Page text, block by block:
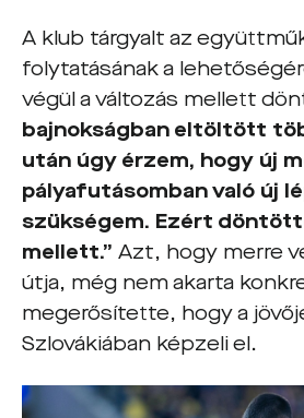
A klub tárgyalt az
folytatásának a
végül a változás mellett
bajnokságban eltöltött
után úgy érzem, hogy új
pályafutásomban való új
szükségem. Ezért
mellett.” Azt, hogy merre
útja, még nem akarta
megerősítette, hogy a
Szlovákiában képzeli el.